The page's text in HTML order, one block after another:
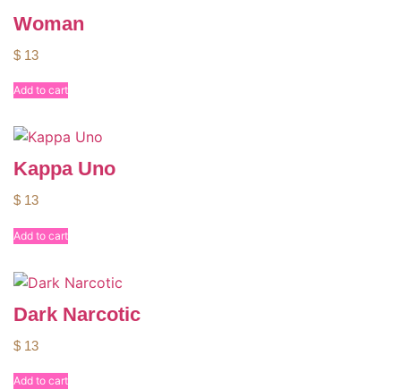
Woman
$ 13
Add to cart
Kappa Uno
$ 13
Add to cart
Dark Narcotic
$ 13
Add to cart